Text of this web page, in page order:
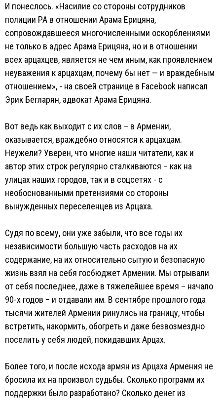
И понеслось. «Насилие со стороны сотрудников
полиции РА в отношении Арама Ерицяна,
сопровождавшееся многочисленными оскорблениями
не только в адрес Арама Ерицяна, но и в отношении
всех арцахцев, является не чем иным, как проявлением
неуважения к арцахцам, почему бы нет — и враждебным
отношением», - на своей странице в Facebook написал
Эрик Бегларян, адвокат Арама Ерицяна.
Вот ведь как выходит с их слов – в Армении,
оказывается, враждебно относятся к арцахцам.
Неужели? Уверен, что многие наши читатели, как и
автор этих строк регулярно сталкиваются – как на
улицах наших городов, так и в соцсетях - с
необоснованными претензиями со стороны
вынужденных переселенцев из Арцаха.
Судя по всему, они уже забыли, что все годы их
независимости большую часть расходов на их
содержание, на их относительно сытую и безопасную
жизнь взял на себя госбюджет Армении. Мы отрывали
от себя последнее, даже в тяжелейшее время – начало
90-х годов – и отдавали им. В сентябре прошлого года
тысячи жителей Армении ринулись на границу, чтобы
встретить, накормить, обогреть и даже безвозмездно
поселить у себя людей, покидавших Арцах.
Более того, и после исхода армян из Арцаха Армения не
бросила их на произвол судьбы. Сколько программ их
поддержки было разработано? Сколько денег из